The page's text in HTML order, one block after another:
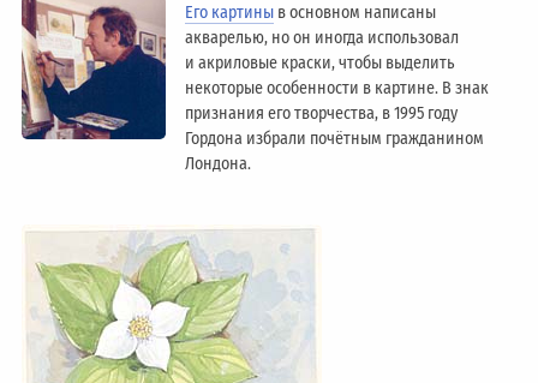
Его картины в основном написаны
акварелью, но он иногда использовал
и акриловые краски, чтобы выделить
некоторые особенности в картине. В знак
признания его творчества, в 1995 году
Гордона избрали почётным гражданином
Лондонa.